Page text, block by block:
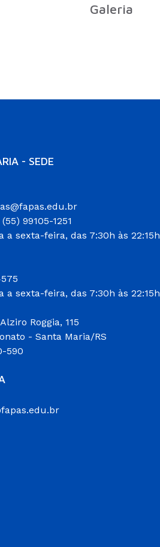
Galeria
- SEDE
99105-1251
a sexta-feira, das 7:30h às 22:15h
a sexta-feira, das 7:30h às 22:15h
Roggia, 115
- Santa Maria/RS
590